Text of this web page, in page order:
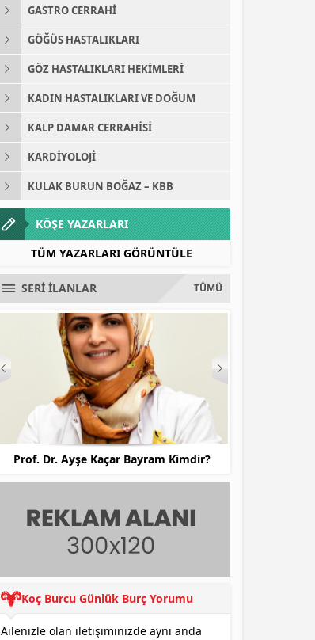
GASTRO CERRAHI
GÖĞÜS HASTALIKLARI
GÖZ HASTALIKLARI HEKIMLERI
KADIN HASTALIKLARI VE DOĞUM
KALP DAMAR CERRAHISI
KARDIYOLOJI
KULAK BURUN BOĞAZ – KBB
KÖŞE YAZARLARI
TÜM YAZARLARI GÖRÜNTÜLE
SERİ İLANLAR TÜMÜ
Prof. Dr. Ayşe Kaçar Bayram Kimdir?
Koç Burcu Günlük Burç Yorumu
Ailenizle olan iletişiminizde aynı anda